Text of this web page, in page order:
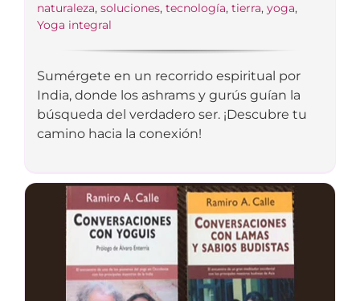
naturaleza, soluciones, tecnología, tierra, yoga,
Yoga integral
Sumérgete en un recorrido espiritual por
India, donde los ashrams y gurús guían la
búsqueda del verdadero ser. ¡Descubre tu
camino hacia la conexión!